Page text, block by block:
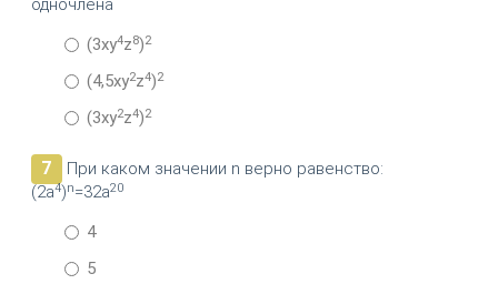
одночлена
(3xy4z8)2
(4,5xy2z4)2
(3xy2z4)2
7
При каком значении n верно равенство:
(2a4)n=32a20
4
5